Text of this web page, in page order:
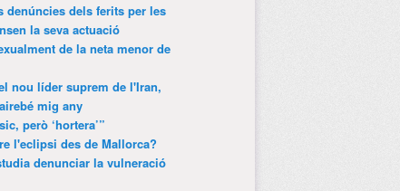
denúncies dels ferits per les
la seva actuació
de la neta menor de
nou líder suprem de l'Iran,
mig any
però ‘hortera’”
l'eclipsi des de Mallorca?
denunciar la vulneració